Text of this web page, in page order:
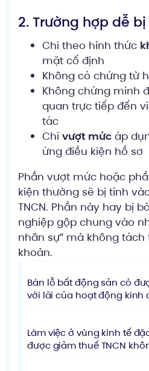
2. Trường hợp dễ
Chi theo hình thức
mặt cố định
Không có chứng từ
Không chứng minh
quan trực tiếp đến
tác
Chi vượt mức áp
ứng điều kiện hồ sơ
Phần vượt mức hoặc
kiện thường sẽ bị tính
TNCN. Phần này hay bị
nghiệp gộp chung vào
nhân sự” mà không
khoản.
Bán lỗ bất động sản có
với lãi của hoạt động kinh
Làm việc ở vùng kinh tế
được giảm thuế TNCN